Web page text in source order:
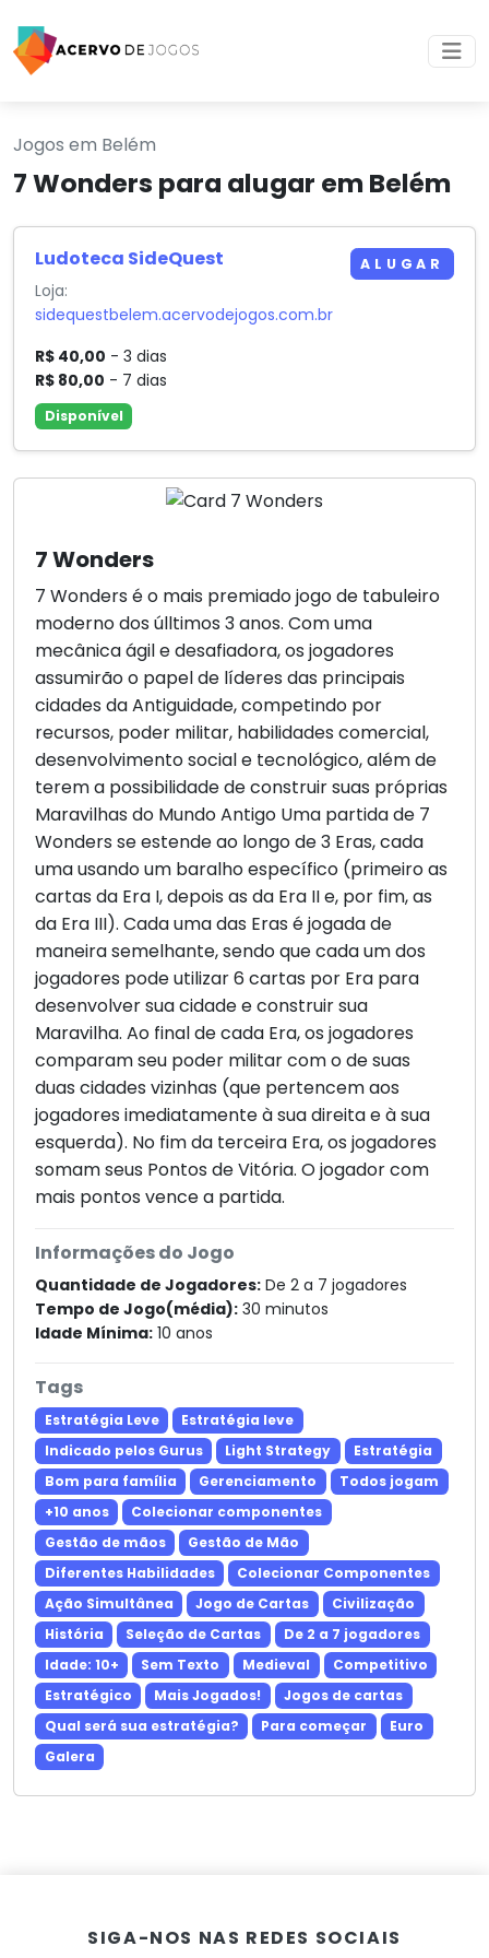
Jogos em Belém
7 Wonders para alugar em Belém
7 Wonders
7 Wonders é o mais premiado jogo de tabuleiro
moderno dos úlltimos 3 anos. Com uma
mecânica ágil e desafiadora, os jogadores
assumirão o papel de líderes das principais
cidades da Antiguidade, competindo por
recursos, poder militar, habilidades comercial,
desenvolvimento social e tecnológico, além de
terem a possibilidade de construir suas próprias
Maravilhas do Mundo Antigo Uma partida de 7
Wonders se estende ao longo de 3 Eras, cada
uma usando um baralho específico (primeiro as
cartas da Era I, depois as da Era II e, por fim, as
da Era III). Cada uma das Eras é jogada de
maneira semelhante, sendo que cada um dos
jogadores pode utilizar 6 cartas por Era para
desenvolver sua cidade e construir sua
Maravilha. Ao final de cada Era, os jogadores
comparam seu poder militar com o de suas
duas cidades vizinhas (que pertencem aos
jogadores imediatamente à sua direita e à sua
esquerda). No fim da terceira Era, os jogadores
somam seus Pontos de Vitória. O jogador com
mais pontos vence a partida.
Informações do Jogo
Quantidade de Jogadores: De 2 a 7 jogadores
Tempo de Jogo(média): 30 minutos
Idade Mínima: 10 anos
Tags
Estratégia Leve
Estratégia leve
Indicado pelos Gurus
Light Strategy
Estratégia
Bom para família
Gerenciamento
Todos jogam
+10 anos
Colecionar componentes
Gestão de mãos
Gestão de Mão
Diferentes Habilidades
Colecionar Componentes
Ação Simultânea
Jogo de Cartas
Civilização
História
Seleção de Cartas
De 2 a 7 jogadores
Idade: 10+
Sem Texto Medieval
Competitivo
Estratégico
Mais Jogados!
Jogos de cartas
Qual será sua estratégia?
Para começar
Euro
Galera
Ludoteca SideQuest
Loja:
sidequestbelem.acervodejogos.com.br
R$ 40,00 - 3 dias
R$ 80,00 - 7 dias
Disponível
ALUGAR
SIGA-NOS NAS REDES SOCIAIS